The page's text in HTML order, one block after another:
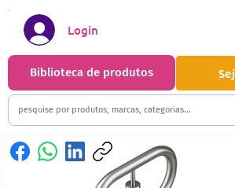
Biblioteca de produtos
Login